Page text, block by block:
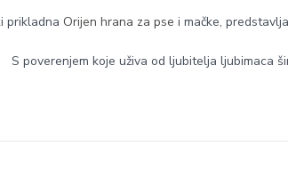
prikladna Orijen hrana za pse i mačke,
S poverenjem koje uživa od ljubitelja ljubimaca